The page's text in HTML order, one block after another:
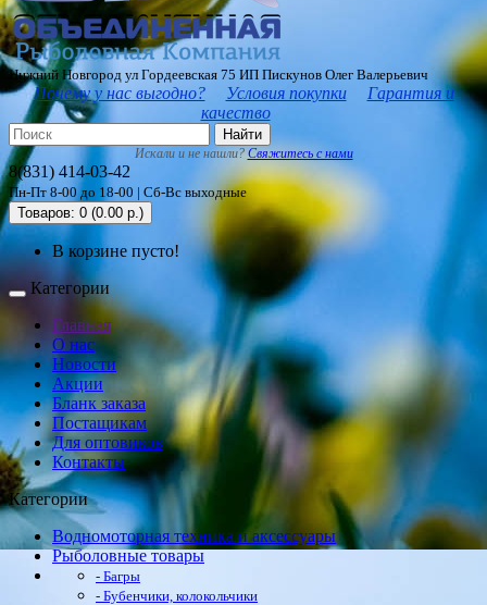
Нижний Новгород ул Гордеевская 75 ИП Пискунов Олег Валерьевич
Почему у нас выгодно? Условия покупки
Гарантия и
качество
Найти
Искали и не нашли?Свяжитесь с нами
8(831) 414-03-42
Пн-Пт 8-00 до 18-00 | Сб-Вс выходные
Товаров: 0 (0.00 р.)
В корзине пусто!
Категории
Главная
О нас
Новости
Акции
Бланк заказа
Постащикам
Для оптовиков
Контакты
Категории
Водномоторная техника и аксессуары
Рыболовные товары
- Багры
- Бубенчики, колокольчики